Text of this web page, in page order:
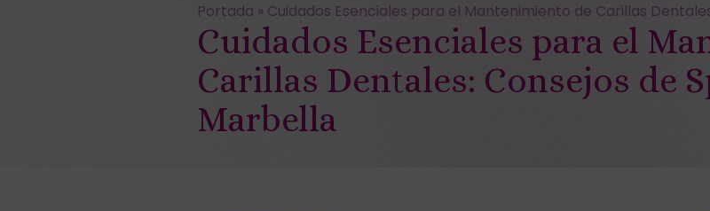
Portada » Cuidados Esenciales para el Mantenimiento de Carillas
Cuidados Esenciales para el
Carillas Dentales: Consejos de
Marbella